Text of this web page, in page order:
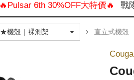
🔥Pulsar 6th 30%OFF大特價🔥 戰
直立式機殼